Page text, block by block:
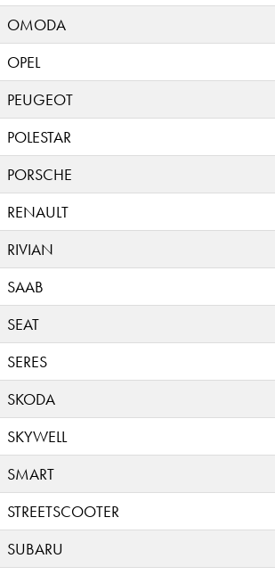
OMODA
OPEL
PEUGEOT
POLESTAR
PORSCHE
RENAULT
RIVIAN
SAAB
SEAT
SERES
SKODA
SKYWELL
SMART
STREETSCOOTER
SUBARU